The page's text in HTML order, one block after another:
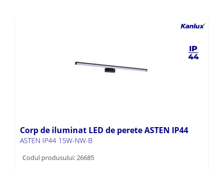
Corp de iluminat LED de perete ASTEN IP44
ASTEN IP44 15W-NW-B
Codul produsului: 26685